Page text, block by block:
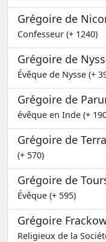
Grégoire de
Confesseur (+ 1240)
Grégoire de
Évêque de Nysse (+
Grégoire de
évêque en Inde (+
Grégoire de
(+ 570)
Grégoire de
Évêque (+ 595)
Grégoire
Religieux de la